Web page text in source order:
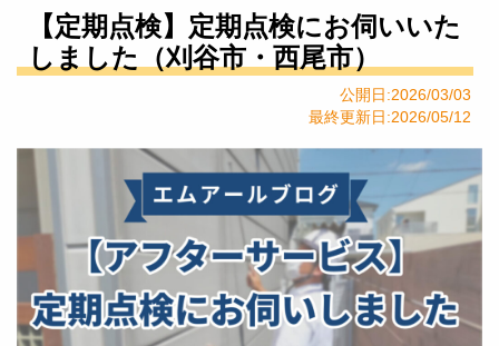
【定期点検】定期点検にお伺いいた
しました（刈谷市・西尾市）
公開日:2026/03/03
最終更新日:2026/05/12